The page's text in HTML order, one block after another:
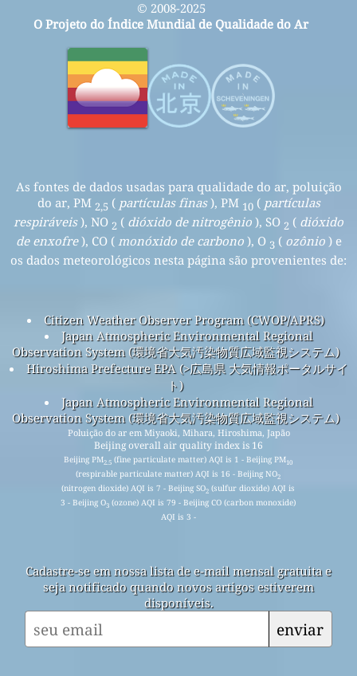
© 2008-2025
O Projeto do Índice Mundial de Qualidade do Ar
As fontes de dados usadas para qualidade do ar, poluição
do ar, PM 2,5 ( partículas finas), PM 10( partículas
respiráveis), NO 2 ( dióxido de nitrogênio ), SO 2 ( dióxido
de enxofre), CO ( monóxido de carbono), O 3 ( ozônio) e
os dados meteorológicos nesta página são provenientes de:
Citizen Weather Observer Program (CWOP/APRS)
Japan Atmospheric Environmental Regional
Observation System (環境省大気汚染物質広域監視システム)
Hiroshima Prefecture EPA (>広島県 大気情報ポータルサイ
ト)
Japan Atmospheric Environmental Regional
Observation System (環境省大気汚染物質広域監視システム)
Poluição do ar em Miyaoki, Mihara, Hiroshima, Japão
Beijing overall air quality index is 16
Beijing PM2.5 (fine particulate matter) AQI is 1 - Beijing PM10
(respirable particulate matter) AQI is 16 - Beijing NO2
(nitrogen dioxide) AQI is 7 - Beijing SO2 (sulfur dioxide) AQI is
3 - Beijing O3 (ozone) AQI is 79 - Beijing CO (carbon monoxide)
AQI is 3 -
Cadastre-se em nossa lista de e-mail mensal gratuita e
seja notificado quando novos artigos estiverem
disponíveis.
enviar